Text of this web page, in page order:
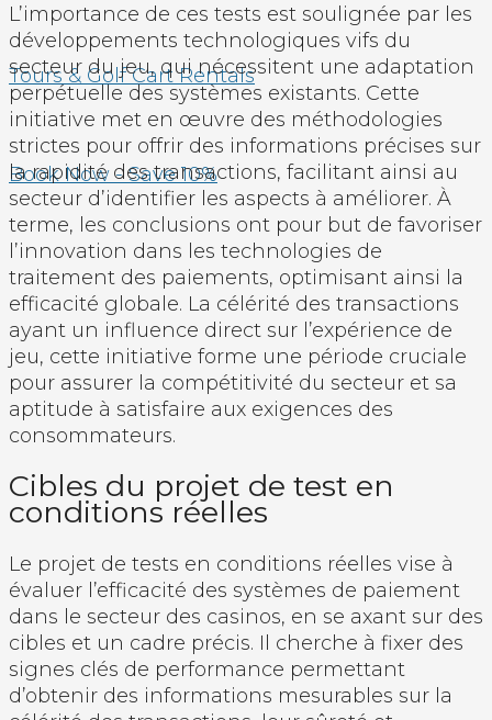
Tours & Golf Cart Rentals
Book Now - Save 10%
L’importance de ces tests est soulignée par les
développements technologiques vifs du
secteur du jeu, qui nécessitent une adaptation
perpétuelle des systèmes existants. Cette
initiative met en œuvre des méthodologies
strictes pour offrir des informations précises sur
la rapidité des transactions, facilitant ainsi au
secteur d’identifier les aspects à améliorer. À
terme, les conclusions ont pour but de favoriser
l’innovation dans les technologies de
traitement des paiements, optimisant ainsi la
efficacité globale. La célérité des transactions
ayant un influence direct sur l’expérience de
jeu, cette initiative forme une période cruciale
pour assurer la compétitivité du secteur et sa
aptitude à satisfaire aux exigences des
consommateurs.
Cibles du projet de test en
conditions réelles
Le projet de tests en conditions réelles vise à
évaluer l’efficacité des systèmes de paiement
dans le secteur des casinos, en se axant sur des
cibles et un cadre précis. Il cherche à fixer des
signes clés de performance permettant
d’obtenir des informations mesurables sur la